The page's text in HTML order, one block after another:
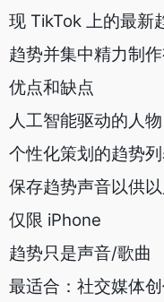
现 TikTok 上的最新
趋势并集中精力制作
优点和缺点
人工智能驱动的人
个性化策划的趋势
保存趋势声音以供
仅限 iPhone
趋势只是声音/歌曲
最适合：社交媒体